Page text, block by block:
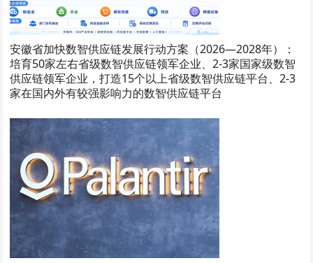
安徽省加快数智供应链发展行动方案（2026—2028年）：
培育50家左右省级数智供应链领军企业、2-3家国家级数智
供应链领军企业，打造15个以上省级数智供应链平台、2-3
家在国内外有较强影响力的数智供应链平台